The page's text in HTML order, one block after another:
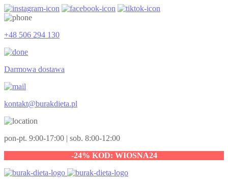
+48 506 294 130
Darmowa dostawa
kontakt@burakdieta.pl
pon-pt. 9:00-17:00 | sob. 8:00-12:00
-24% KOD: WIOSNA24